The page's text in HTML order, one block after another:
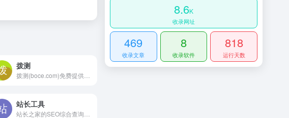
拨测
站长工具
8.6K
收录网址
469
收录文章
8
收录软件
818
运行天数